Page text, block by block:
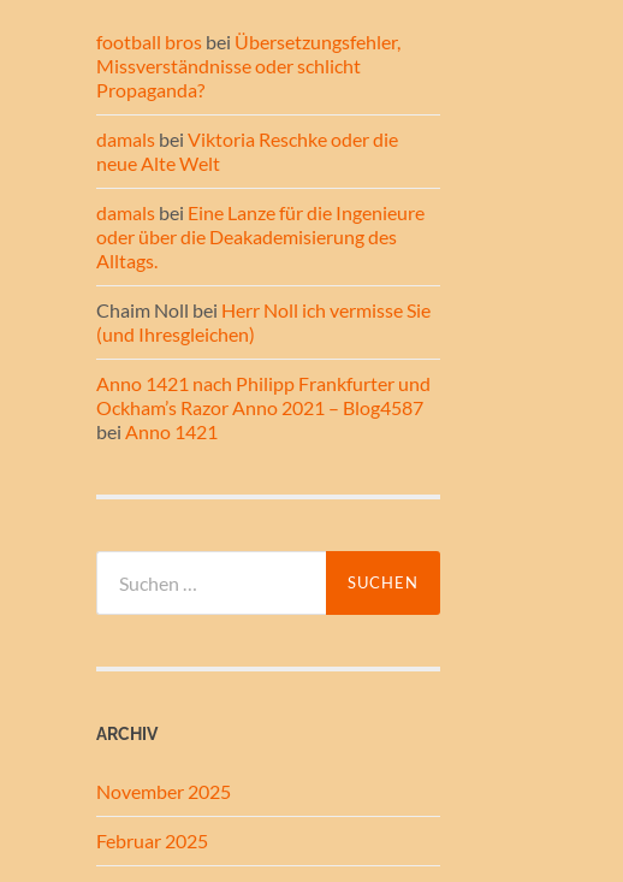
football bros bei Übersetzungsfehler,
Missverständnisse oder schlicht
Propaganda?
damals bei Viktoria Reschke oder die
neue Alte Welt
damals bei Eine Lanze für die Ingenieure
oder über die Deakademisierung des
Alltags.
Chaim Noll bei Herr Noll ich vermisse Sie
(und Ihresgleichen)
Anno 1421 nach Philipp Frankfurter und
Ockham’s Razor Anno 2021 – Blog4587
bei Anno 1421
nach:
ARCHIV
November 2025
Februar 2025